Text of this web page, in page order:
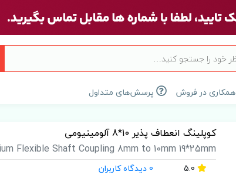
همکاری در فروش پرسش‌های متداول
کوپلینگ انعطاف پذیر 10*8 آلومینیومی
Flexible Shaft Coupling 8mm to 10mm 19*25mm
0 دیدگاه کاربران